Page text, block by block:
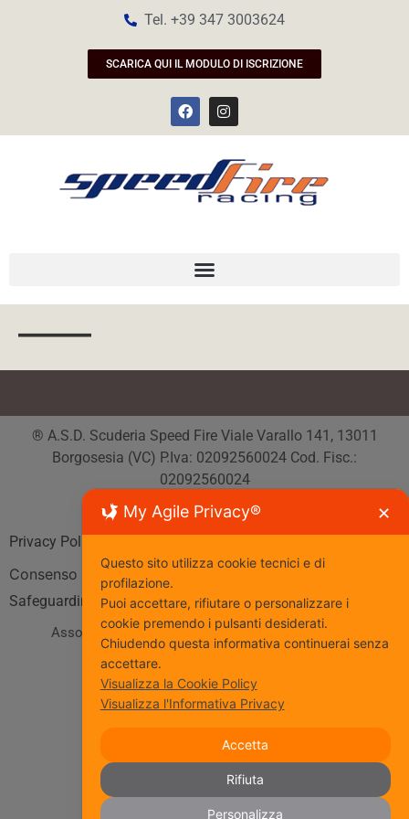
Tel. +39 347 3003624
SCARICA QUI IL MODULO DI ISCRIZIONE
——
® A.S.D. Scuderia Speed Fire Viale Varallo 141, 13011
Borgosesia (VC) P.Iva: 02092560024 Cod. Fisc.:
02092560024
Tutti i diritti riservati
Privacy Policy
Consenso
Safeguarding
Associazione Sportiva affiliata al Coniwww.coni.it
Seguici
Iscriviti al nostro gruppo Fb
My Agile Privacy® ✕
Questo sito utilizza cookie tecnici e di
profilazione.
Puoi accettare, rifiutare o personalizzare i
cookie premendo i pulsanti desiderati.
Chiudendo questa informativa continuerai senza
accettare.
Visualizza la Cookie Policy
Visualizza l'Informativa Privacy
Accetta
Rifiuta
Personalizza